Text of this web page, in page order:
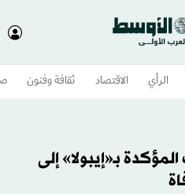
الرأي الاقتصاد ثقافة وفنون
بـ«إيبولا» إلى